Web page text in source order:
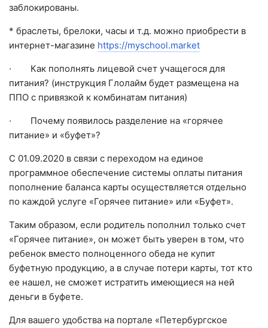
заблокированы.
* браслеты, брелоки, часы и т.д. можно приобрести в
интернет-магазине https://myschool.market
· Как пополнять лицевой счет учащегося для
питания? (инструкция Глолайм будет размещена на
ППО с привязкой к комбинатам питания)
· Почему появилось разделение на «горячее
питание» и «буфет»?
С 01.09.2020 в связи с переходом на единое
программное обеспечение системы оплаты питания
пополнение баланса карты осуществляется отдельно
по каждой услуге «Горячее питание» или «Буфет».
Таким образом, если родитель пополнил только счет
«Горячее питание», он может быть уверен в том, что
ребенок вместо полноценного обеда не купит
буфетную продукцию, а в случае потери карты, тот кто
ее нашел, не сможет истратить имеющиеся на ней
деньги в буфете.
Для вашего удобства на портале «Петербургское